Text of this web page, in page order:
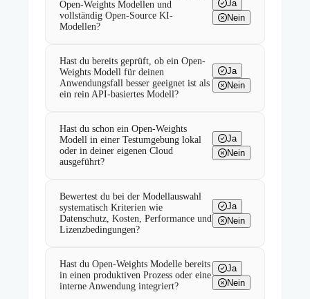
Open-Weights Modellen und
vollständig Open-Source KI-
Modellen?
Ja
Nein
Hast du bereits geprüft, ob ein Open-
Weights Modell für deinen
Anwendungsfall besser geeignet ist als
ein rein API-basiertes Modell?
Ja
Nein
Hast du schon ein Open-Weights
Modell in einer Testumgebung lokal
oder in deiner eigenen Cloud
ausgeführt?
Ja
Nein
Bewertest du bei der Modellauswahl
systematisch Kriterien wie
Datenschutz, Kosten, Performance und
Lizenzbedingungen?
Ja
Nein
Hast du Open-Weights Modelle bereits
in einen produktiven Prozess oder eine
interne Anwendung integriert?
Ja
Nein